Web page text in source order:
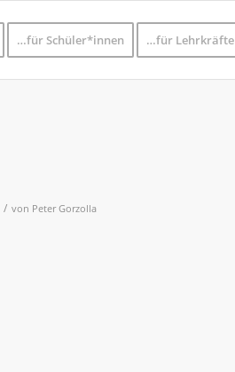
…für Schüler*innen …für Lehrkräfte
/ von Peter Gorzolla